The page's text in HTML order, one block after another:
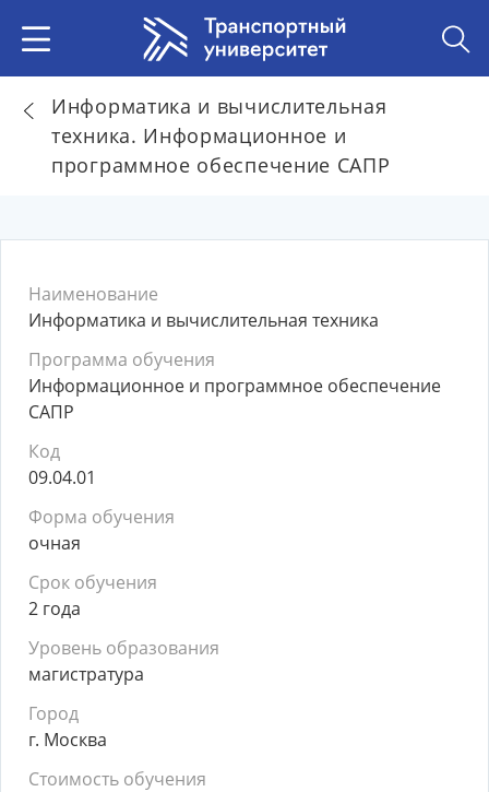
Информатика и вычислительная
техника. Информационное и
программное обеспечение САПР
Наименование
Информатика и вычислительная техника
Программа обучения
Информационное и программное обеспечение
САПР
Код
09.04.01
Форма обучения
очная
Срок обучения
2 года
Уровень образования
магистратура
Город
г. Москва
Стоимость обучения